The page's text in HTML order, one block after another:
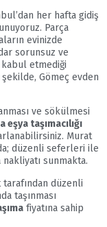
her hafta gidiş
Parça
evinizde
sorunsuz ve
kabul etmediği
Gömeç evden
ve sökülmesi
eşya taşımacılığı
Murat
düzenli seferleri ile
sunmakta.
düzenli
taşınması
fiyatına sahip